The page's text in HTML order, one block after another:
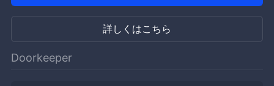
詳しくはこちら
Doorkeeper